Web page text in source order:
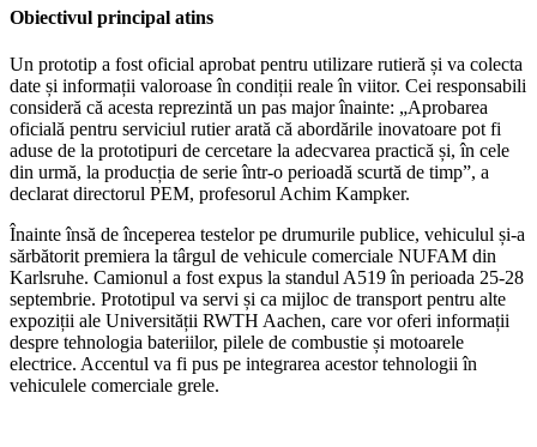
Obiectivul principal atins
Un prototip a fost oficial aprobat pentru utilizare rutieră și va colecta
date și informații valoroase în condiții reale în viitor. Cei responsabili
consideră că acesta reprezintă un pas major înainte: „Aprobarea
oficială pentru serviciul rutier arată că abordările inovatoare pot fi
aduse de la prototipuri de cercetare la adecvarea practică și, în cele
din urmă, la producția de serie într-o perioadă scurtă de timp”, a
declarat directorul PEM, profesorul Achim Kampker.
Înainte însă de începerea testelor pe drumurile publice, vehiculul și-a
sărbătorit premiera la târgul de vehicule comerciale NUFAM din
Karlsruhe. Camionul a fost expus la standul A519 în perioada 25-28
septembrie. Prototipul va servi și ca mijloc de transport pentru alte
expoziții ale Universității RWTH Aachen, care vor oferi informații
despre tehnologia bateriilor, pilele de combustie și motoarele
electrice. Accentul va fi pus pe integrarea acestor tehnologii în
vehiculele comerciale grele.